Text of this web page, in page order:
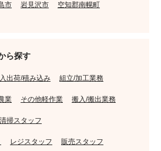
市 岩見沢市 空知郡南幌町
ら探す
入出荷/積み込み 組立/加工業務
業 その他軽作業 搬入/搬出業務
清掃スタッフ
レジスタッフ 販売スタッフ